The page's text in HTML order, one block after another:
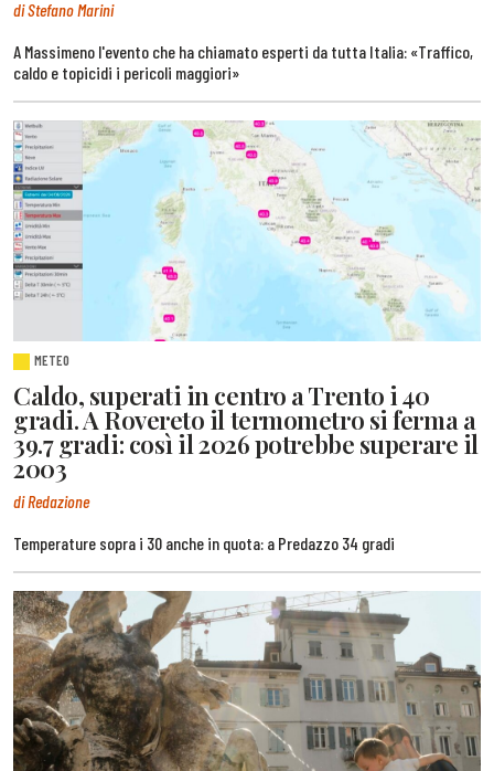
di Stefano Marini
A Massimeno l'evento che ha chiamato esperti da tutta Italia: «Traffico,
caldo e topicidi i pericoli maggiori»
METEO
Caldo, superati in centro a Trento i 40
gradi. A Rovereto il termometro si ferma a
39.7 gradi: così il 2026 potrebbe superare il
2003
di Redazione
Temperature sopra i 30 anche in quota: a Predazzo 34 gradi